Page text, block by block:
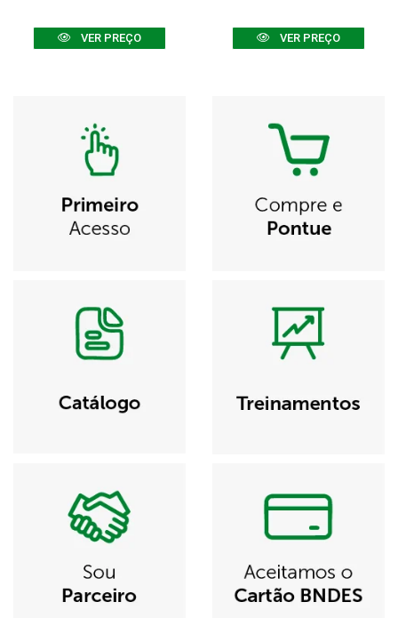
VER PREÇO VER PREÇO